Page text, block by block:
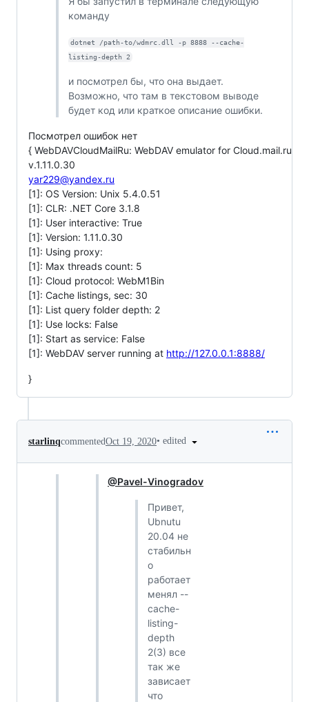
команду
dotnet /path-to/wdmrc.dll -p 8888 --cache-
listing-depth 2
и посмотрел бы, что она выдает.
Возможно, что там в текстовом выводе
будет код или краткое описание ошибки.
Посмотрел ошибок нет
{ WebDAVCloudMailRu: WebDAV emulator for Cloud.mail.ru
v.1.11.0.30
yar229@yandex.ru
[1]: OS Version: Unix 5.4.0.51
[1]: CLR: .NET Core 3.1.8
[1]: User interactive: True
[1]: Version: 1.11.0.30
[1]: Using proxy:
[1]: Max threads count: 5
[1]: Cloud protocol: WebM1Bin
[1]: Cache listings, sec: 30
[1]: List query folder depth: 2
[1]: Use locks: False
[1]: Start as service: False
[1]: WebDAV server running at http://127.0.0.1:8888/
}
starlinqcommentedOct 19, 2020• edited
@Pavel-Vinogradov
Привет,
Ubnutu
20.04 не
стабильн
о
работает
менял --
cache-
listing-
depth
2(3) все
так же
зависает
что